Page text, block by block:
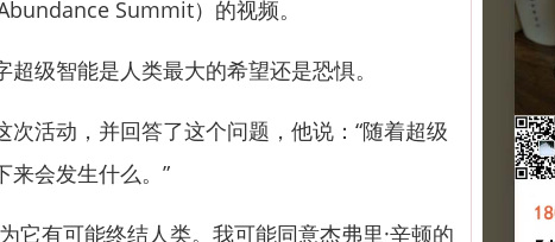
Summit）的视频。
级智能是人类最大的希望还是恐惧。
活动，并回答了这个问题，他说：“随着超级
来会发生什么。”
有可能终结人类。我可能同意杰弗里·辛顿的